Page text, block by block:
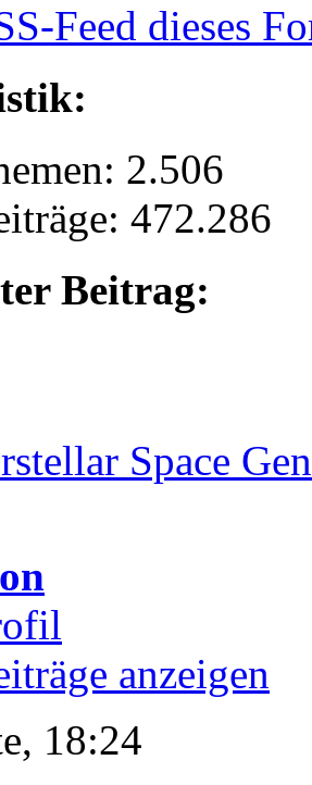
Feed dieses
2.506
472.286
Beitrag:
Space
anzeigen
18:24